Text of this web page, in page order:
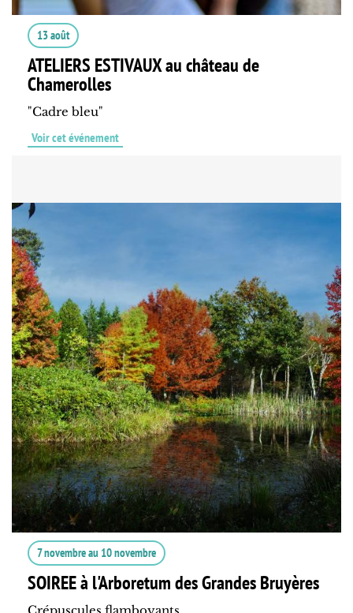
13 août
ATELIERS ESTIVAUX au château de
Chamerolles
"Cadre bleu"
Voir cet événement
7 novembreau 10 novembre
SOIREE à l'Arboretum des Grandes Bruyères